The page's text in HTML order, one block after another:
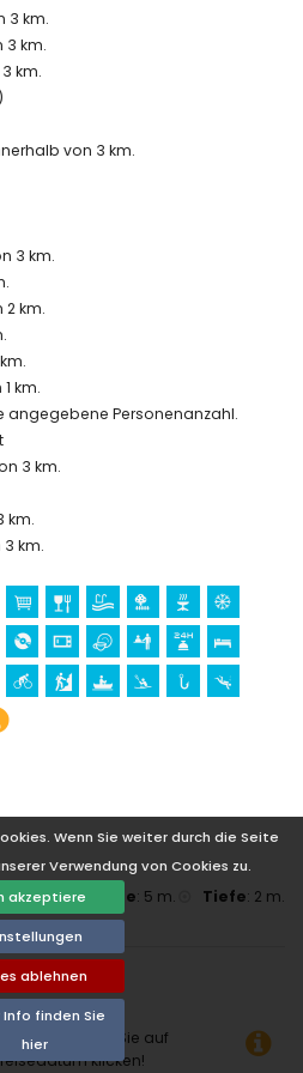
Wenn Sie weiter durch die Seite
Verwendung von Cookies zu.
akzeptiere
ablehnen
Info finden Sie
hier
für Ihre Ferien in
vom Haus)
in Jávea, Costa Blanca
Jávea), Kirche (San Bartolomé,
Jávea), Denkmal (Pueblo
Gebäude (Pueblo
Ort (Pueblo Histórico und
Kilometern von der Unterkunft)
Denia) (innerhalb von 25
Metern von der Unterkunft)
Radfahren, Klettern, Kanufahren,
Schnorcheln, Surfen,
(innerhalb von 5 Kilometern von
Reiten (innerhalb von 10
3 km.
3 km.
km.
von 3 km.
3 km.
km.
km.
angegebene Personenanzahl.
3 km.
km.
km.
:10 m. Breite: 5 m. Tiefe: 2 m.
indem Sie auf
klicken!